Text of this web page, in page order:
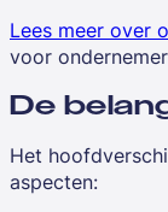
Lees meer over
voor
De
Het
aspecten: